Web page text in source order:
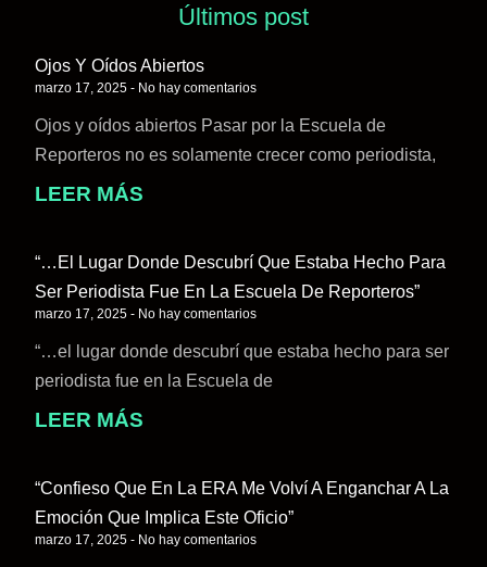
Últimos post
Ojos Y Oídos Abiertos
marzo 17, 2025 No hay comentarios
Ojos y oídos abiertos Pasar por la Escuela de
Reporteros no es solamente crecer como periodista,
LEER MÁS
“…el Lugar Donde Descubrí Que Estaba Hecho Para
Ser Periodista Fue En La Escuela De Reporteros”
marzo 17, 2025 No hay comentarios
“…el lugar donde descubrí que estaba hecho para ser
periodista fue en la Escuela de
LEER MÁS
“Confieso Que En La ERA Me Volví A Enganchar A La
Emoción Que Implica Este Oficio”
marzo 17, 2025 No hay comentarios